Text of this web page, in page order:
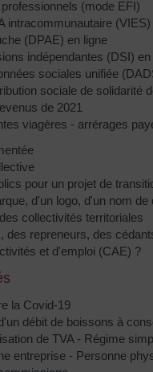
(mode EFI)
intracommunautaire (VIES)
(DPAE) en ligne
indépendantes (DSI) en
sociales unifiée
sociale de solidarité
de 2021
viagères - arrérages
pour un projet de
d'un logo, d'un nom de
collectivités territoriales
des repreneurs, des
et d'emploi (CAE) ?
la Covid‑19
débit de boissons à
de TVA - Régime
entreprise - Personne